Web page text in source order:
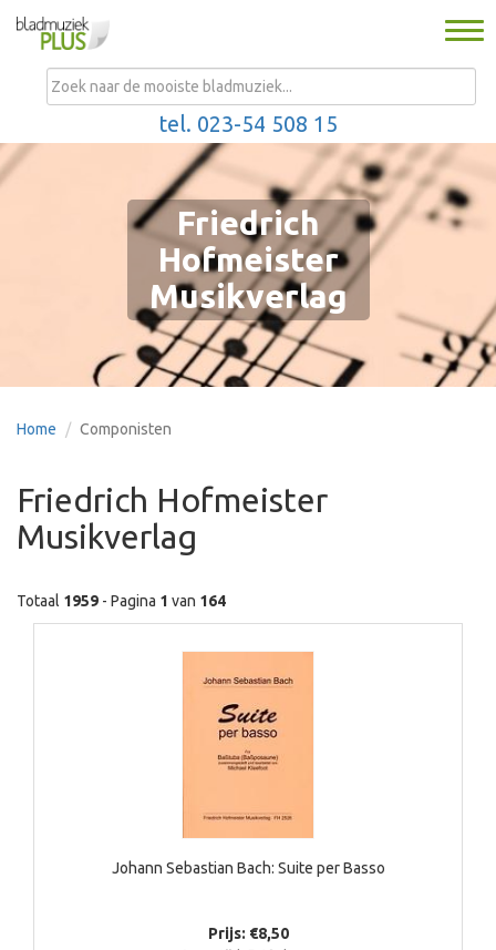
tel. 023-54 508 15
MENU
Friedrich
Hofmeister
Musikverlag
Home Componisten
Friedrich Hofmeister
Musikverlag
Totaal 1959 - Pagina 1 van 164
Johann Sebastian Bach: Suite per Basso
Prijs: €8,50